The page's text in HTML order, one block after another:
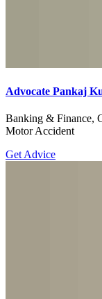
Advocate Pankaj
Banking & Finance,
Motor Accident
Get Advice